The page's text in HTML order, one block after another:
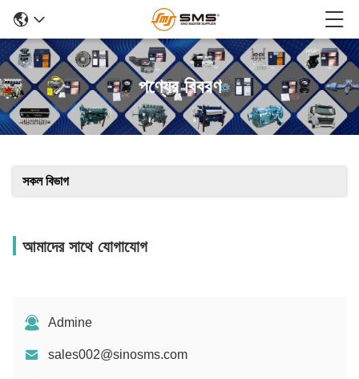
পণ্যের বিবরণ
সকল বিভাগ
আমাদের সাথে যোগাযোগ
Admine
sales002@sinosms.com